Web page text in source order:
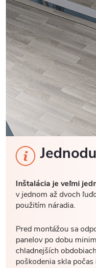
Inštalácia je veľmi
v jednom až dvoch
použitím náradia.
Pred montážou sa
panelov po dobu
chladnejších
poškodenia skla počas